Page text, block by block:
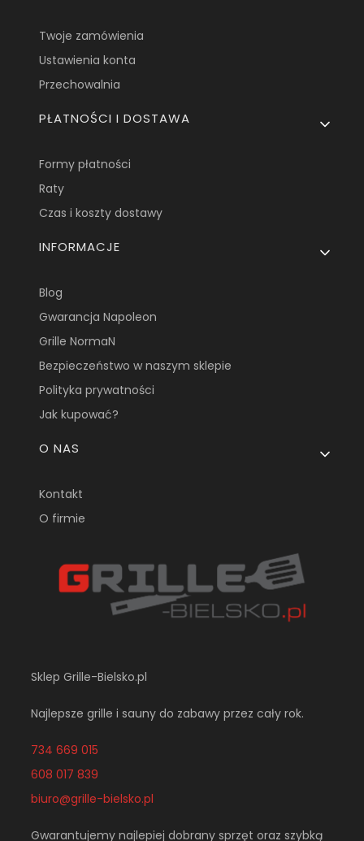
Twoje zamówienia
Ustawienia konta
Przechowalnia
PŁATNOŚCI I DOSTAWA
Formy płatności
Raty
Czas i koszty dostawy
INFORMACJE
Blog
Gwarancja Napoleon
Grille NormaN
Bezpieczeństwo w naszym sklepie
Polityka prywatności
Jak kupować?
O NAS
Kontakt
O firmie
Sklep Grille-Bielsko.pl
Najlepsze grille i sauny do zabawy przez cały rok.
734 669 015
608 017 839
biuro@grille-bielsko.pl
Gwarantujemy najlepiej dobrany sprzęt oraz szybką